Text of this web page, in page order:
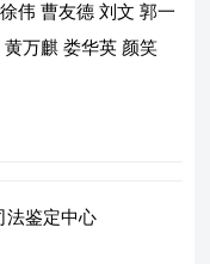
伟 曹友德 刘文 郭一
万麒 娄华英 颜笑
法鉴定中心